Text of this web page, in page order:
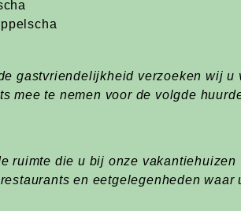
gastvriendelijkheid verzoeken wij
mee te nemen voor de volgde
ruimte die u bij onze
en eetgelegenheden